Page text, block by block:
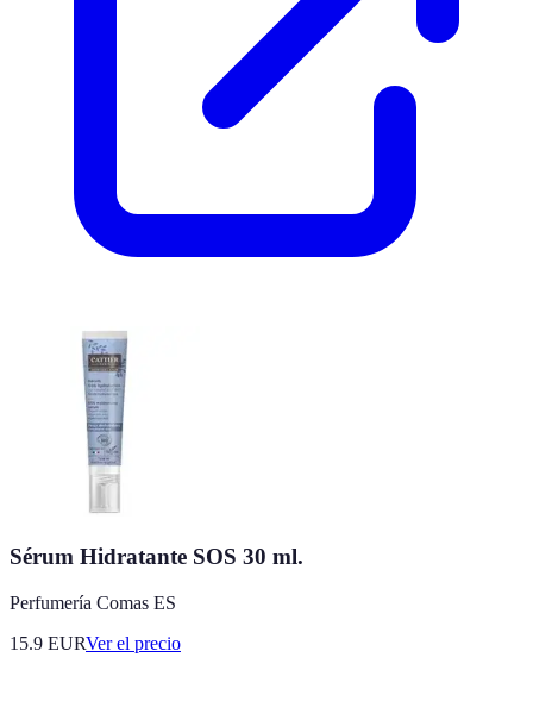
Sérum Hidratante SOS 30 ml.
Perfumería Comas ES
15.9 EURVer el precio